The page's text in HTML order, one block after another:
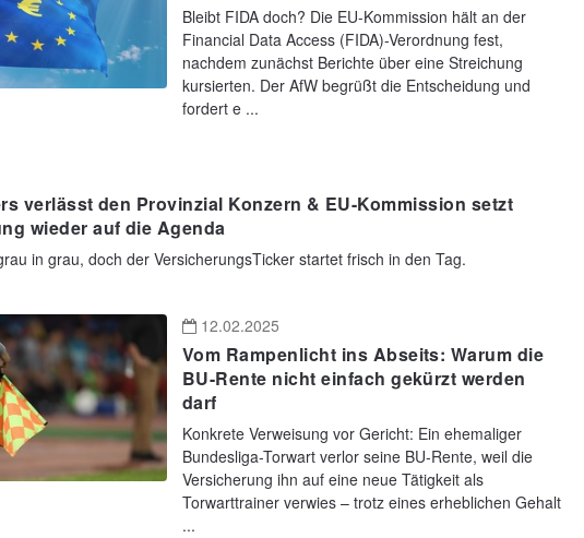
Bleibt FIDA doch? Die EU-Kommission hält an der
Financial Data Access (FIDA)-Verordnung fest,
nachdem zunächst Berichte über eine Streichung
kursierten. Der AfW begrüßt die Entscheidung und
fordert e ...
verlässt den Provinzial Konzern & EU-Kommission setzt
wieder auf die Agenda
in grau, doch der VersicherungsTicker startet frisch in den Tag.
12.02.2025
Vom Rampenlicht ins Abseits: Warum die
BU-Rente nicht einfach gekürzt werden
darf
Konkrete Verweisung vor Gericht: Ein ehemaliger
Bundesliga-Torwart verlor seine BU-Rente, weil die
Versicherung ihn auf eine neue Tätigkeit als
Torwarttrainer verwies – trotz eines erheblichen Gehalt
...